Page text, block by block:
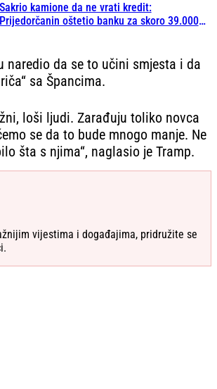
kamione da ne vrati kredit:
oštetio banku za skoro 39.000
naredio da se to učini smjesta i da
sa Špancima.
loši ljudi. Zarađuju toliko novca
se da to bude mnogo manje. Ne
šta s njima“, naglasio je Tramp.
vijestima i događajima, pridružite se